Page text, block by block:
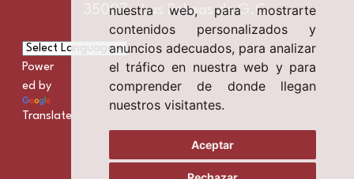
nuestra web, para mostrarte
contenidos personalizados y
anuncios adecuados, para analizar
el tráfico en nuestra web y para
comprender de donde llegan
nuestros visitantes.
Aceptar
35007 - Las Palmas de G.C.
Power
ed by
Translate